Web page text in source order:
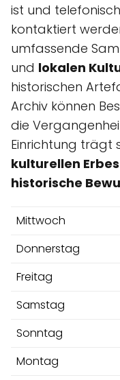
ist und
kontaktiert
umfassende
und lokalen
historischen
Archiv können
die
Einrichtung trägt
kulturellen Erbes
historische
Mittwoch
Donnerstag
Freitag
Samstag
Sonntag
Montag